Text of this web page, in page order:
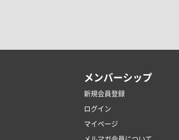
メンバーシップ
新規会員登録
ログイン
マイページ